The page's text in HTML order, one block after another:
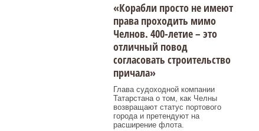
«Корабли просто не имеют
права проходить мимо
Челнов. 400-летие – это
отличный повод
согласовать строительство
причала»
Глава судоходной компании
Татарстана о том, как Челны
возвращают статус портового
города и претендуют на
расширение флота.